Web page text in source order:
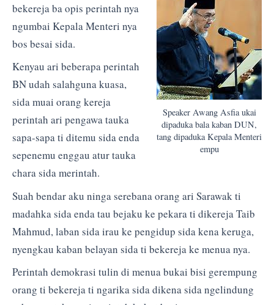
Speaker Awang Asfia ukai
dipaduka bala kaban DUN,
tang dipaduka Kepala Menteri
empu
bekereja ba opis perintah nya
ngumbai Kepala Menteri nya
bos besai sida.
Kenyau ari beberapa perintah
BN udah salahguna kuasa,
sida muai orang kereja
perintah ari pengawa tauka
sapa-sapa ti ditemu sida enda
sepenemu enggau atur tauka
chara sida merintah.
Suah bendar aku ninga serebana orang ari Sarawak ti
madahka sida enda tau bejaku ke pekara ti dikereja Taib
Mahmud, laban sida irau ke pengidup sida kena keruga,
nyengkau kaban belayan sida ti bekereja ke menua nya.
Perintah demokrasi tulin di menua bukai bisi gerempung
orang ti bekereja ti ngarika sida dikena sida ngelindung